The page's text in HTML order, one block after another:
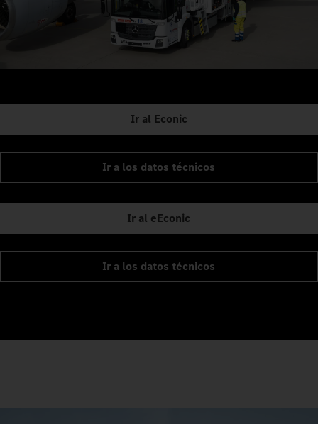
Ir al Econic
Ir a los datos técnicos
Ir al eEconic
Ir a los datos técnicos